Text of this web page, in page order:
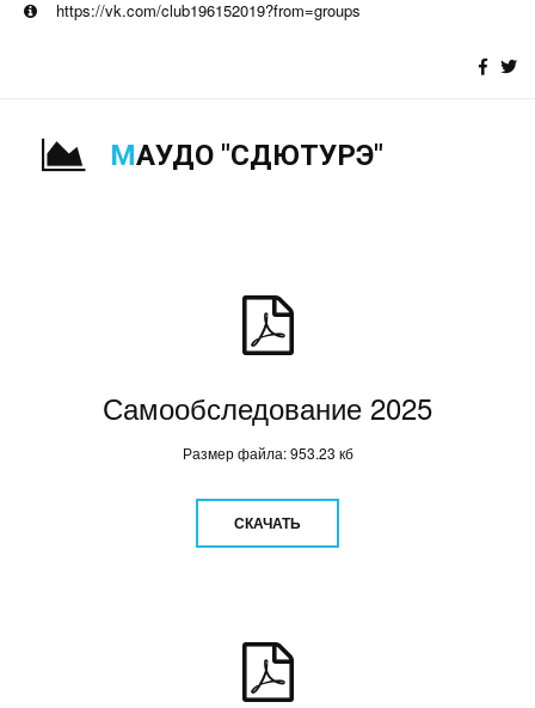
https://vk.com/club196152019?from=groups
МАУДО "СДЮТУРЭ"
Самообследование 2025
Размер файла: 953.23 кб
СКАЧАТЬ